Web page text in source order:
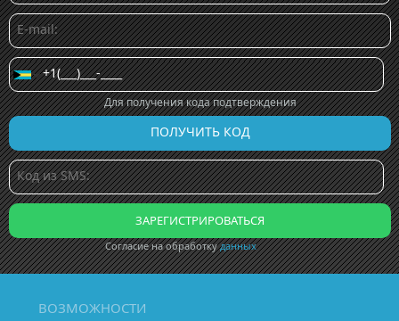
Для получения кода подтверждения
Согласие на обработкуданных
ВОЗМОЖНОСТИ